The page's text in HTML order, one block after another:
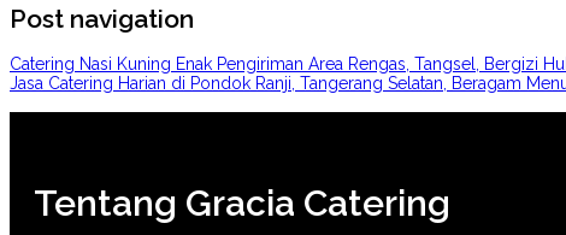
Post navigation
Catering Nasi Kuning Enak Pengiriman Area Rengas, Tangsel, Bergizi
Jasa Catering Harian di Pondok Ranji, Tangerang Selatan, Beragam
Tentang Gracia Catering